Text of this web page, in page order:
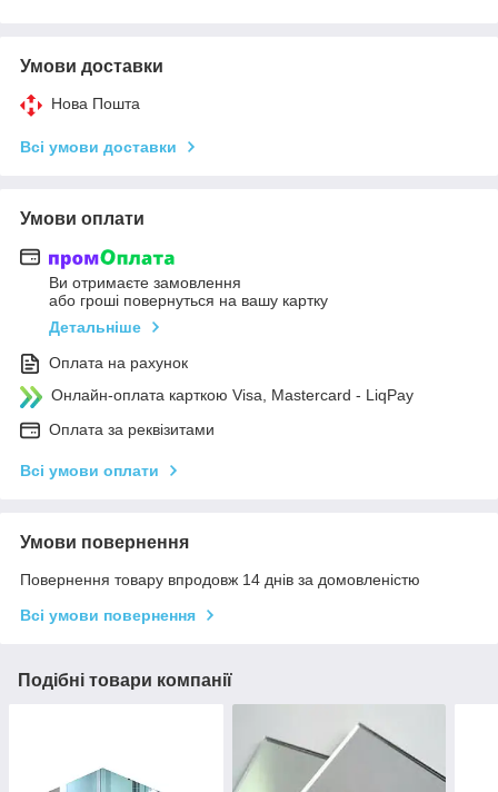
Умови доставки
Нова Пошта
Всі умови доставки
Умови оплати
Ви отримаєте замовлення
або гроші повернуться на вашу картку
Детальніше
Оплата на рахунок
Онлайн-оплата карткою Visa, Mastercard - LiqPay
Оплата за реквізитами
Всі умови оплати
Умови повернення
Повернення товару впродовж 14 днів за домовленістю
Всі умови повернення
Подібні товари компанії